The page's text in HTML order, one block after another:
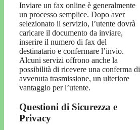
Inviare un fax online è generalmente
un processo semplice. Dopo aver
selezionato il servizio, l’utente dovrà
caricare il documento da inviare,
inserire il numero di fax del
destinatario e confermare l’invio.
Alcuni servizi offrono anche la
possibilità di ricevere una conferma di
avvenuta trasmissione, un ulteriore
vantaggio per l’utente.
Questioni di Sicurezza e
Privacy